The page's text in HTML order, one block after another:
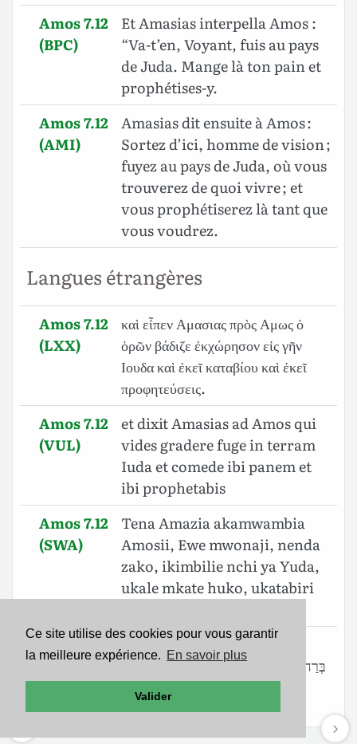
Ce site utilise des cookies pour vous garantir
la meilleure expérience. En savoir plus
Valider
Amos 7.12
(BPC)
Et Amasias interpella Amos :
“Va-t’en, Voyant, fuis au pays
de Juda. Mange là ton pain et
prophétises-y.
Amos 7.12
(AMI)
Amasias dit ensuite à Amos :
Sortez d’ici, homme de vision ;
fuyez au pays de Juda, où vous
trouverez de quoi vivre ; et
vous prophétiserez là tant que
vous voudrez.
Langues étrangères
Amos 7.12
(LXX)
καὶ εἶπεν Αμασιας πρὸς Αμως ὁ
ὁρῶν βάδιζε ἐκχώρησον εἰς γῆν
Ιουδα καὶ ἐκεῖ καταβίου καὶ ἐκεῖ
προφητεύσεις.
Amos 7.12
(VUL)
et dixit Amasias ad Amos qui
vides gradere fuge in terram
Iuda et comede ibi panem et
ibi prophetabis
Amos 7.12
(SWA)
Tena Amazia akamwambia
Amosii, Ewe mwonaji, nenda
zako, ikimbilie nchi ya Yuda,
ukale mkate huko, ukatabiri
Amos 7.12
(BHS)
וַיֹּ֤אמֶר אֲמַצְיָה֙ אֶל־עָמֹ֔וס חֹזֶ֕ה לֵ֥ךְ
בְּרַח־לְךָ֖ אֶל־אֶ֣רֶץ יְהוּדָ֑ה וֶאֱכָל־שָׁ֣ם לֶ֔חֶם
וְשָׁ֖ם תִּנָּבֵֽא׃